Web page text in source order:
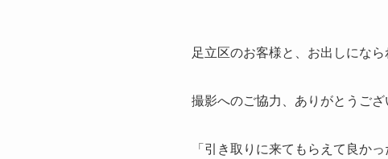
足立区のお客様と、お出しになら
撮影へのご協力、ありがとうござ
「引き取りに来てもらえて良か